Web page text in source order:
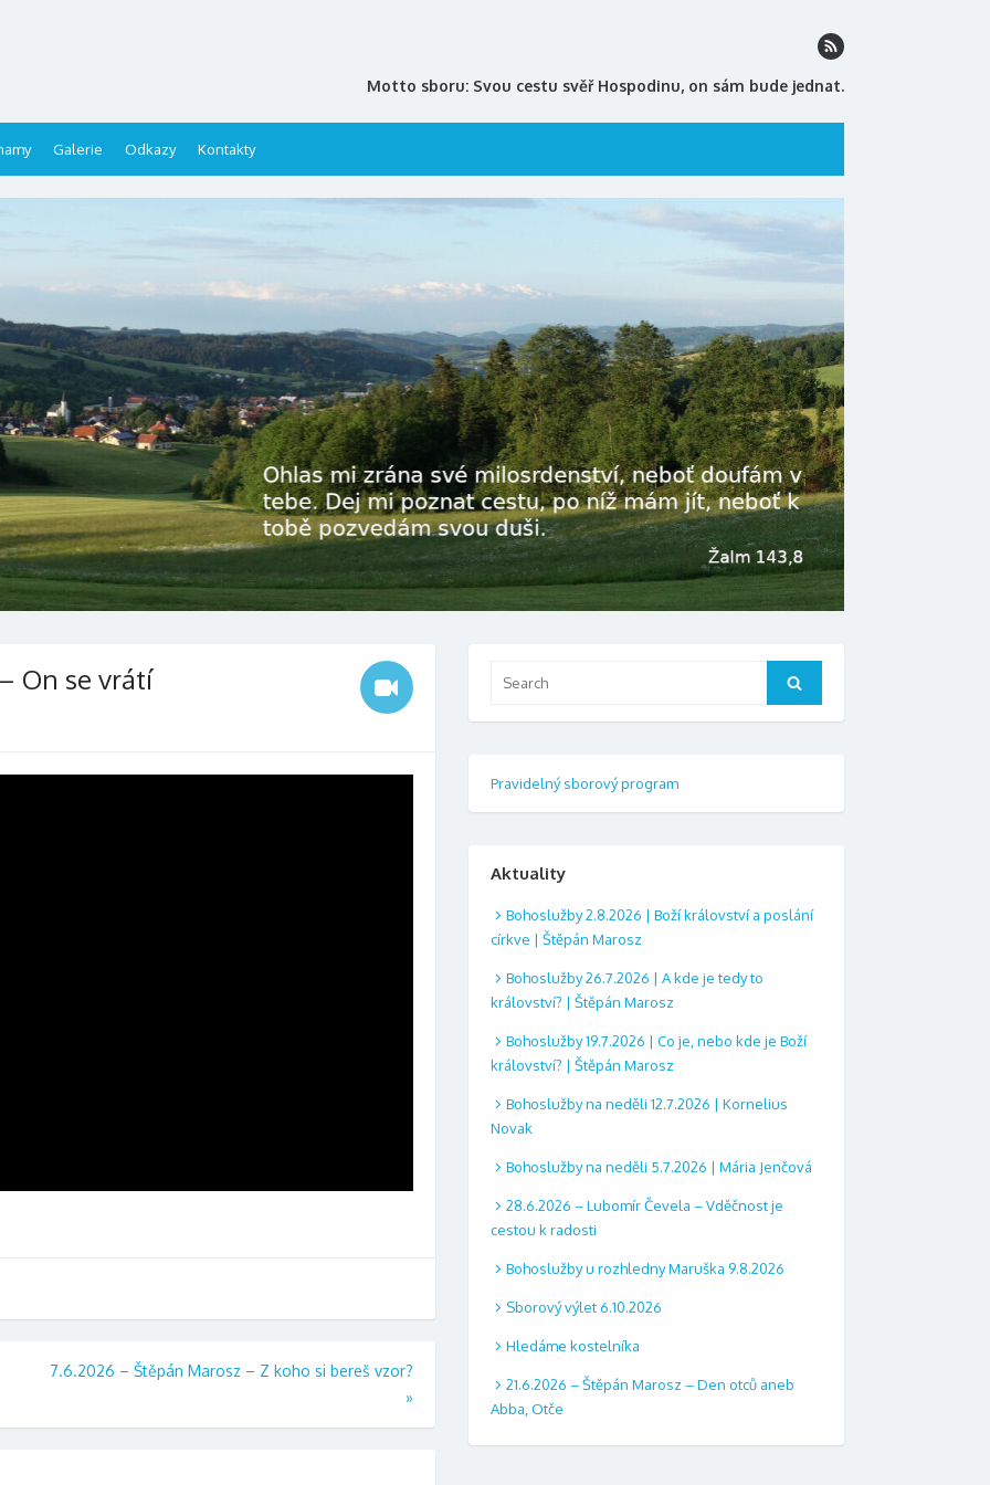
Motto sboru: Svou cestu svěř Hospodinu, on sám bude jednat.
Galerie Odkazy Kontakty
On se vrátí
7.6.2026 – Štěpán Marosz – Z koho si bereš vzor?
»
Search
Pravidelný sborový program
Aktuality
Bohoslužby 2.8.2026 | Boží království a poslání
církve | Štěpán Marosz
Bohoslužby 26.7.2026 | A kde je tedy to
království? | Štěpán Marosz
Bohoslužby 19.7.2026 | Co je, nebo kde je Boží
království? | Štěpán Marosz
Bohoslužby na neděli 12.7.2026 | Kornelius
Novak
Bohoslužby na neděli 5.7.2026 | Mária Jenčová
28.6.2026 – Lubomír Čevela – Vděčnost je
cestou k radosti
Bohoslužby u rozhledny Maruška 9.8.2026
Sborový výlet 6.10.2026
Hledáme kostelníka
21.6.2026 – Štěpán Marosz – Den otců aneb
Abba, Otče